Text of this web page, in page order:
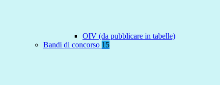
OIV (da pubblicare in tabelle)
Bandi di concorso 15